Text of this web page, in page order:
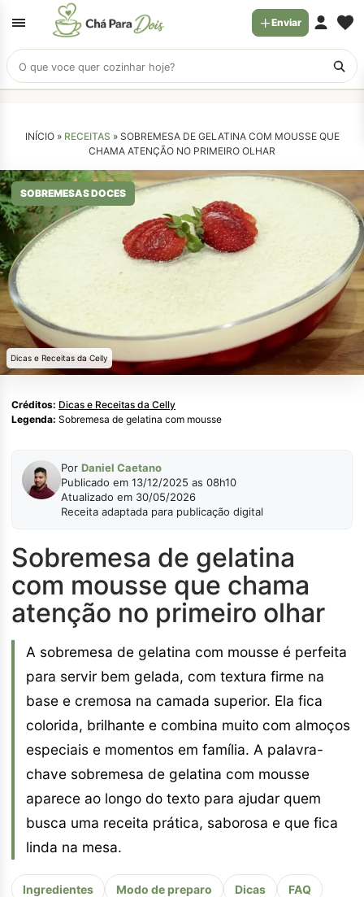
Buscar
receitas
Enviar
INÍCIO » RECEITAS » SOBREMESA DE GELATINA COM MOUSSE QUE
CHAMA ATENÇÃO NO PRIMEIRO OLHAR
SOBREMESAS DOCES
Dicas e Receitas da Celly
Créditos: Dicas e Receitas da Celly
Legenda: Sobremesa de gelatina com mousse
Por Daniel Caetano
Publicado em 13/12/2025 as 08h10
Atualizado em 30/05/2026
Receita adaptada para publicação digital
Sobremesa de gelatina
com mousse que chama
atenção no primeiro olhar
A sobremesa de gelatina com mousse é perfeita
para servir bem gelada, com textura firme na
base e cremosa na camada superior. Ela fica
colorida, brilhante e combina muito com almoços
especiais e momentos em família. A palavra-
chave sobremesa de gelatina com mousse
aparece ao longo do texto para ajudar quem
busca uma receita prática, saborosa e que fica
linda na mesa.
Ingredientes Modo de preparo Dicas FAQ